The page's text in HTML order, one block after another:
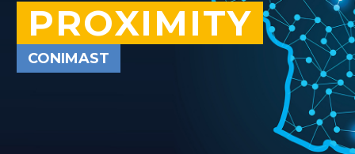
PROXIMITY
CONIMAST